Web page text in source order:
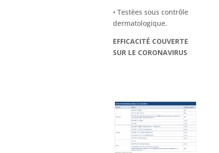
• Testées sous contrôle
dermatologique.
EFFICACITÉ COUVERTE
SUR LE CORONAVIRUS